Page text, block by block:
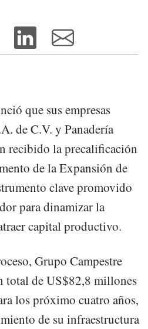
que sus empresas
de C.V. y Panadería
recibido la precalificación
de la Expansión de
clave promovido
para dinamizar la
capital productivo.
Grupo Campestre
total de US$82,8 millones
los próximo cuatro años,
de su infraestructura